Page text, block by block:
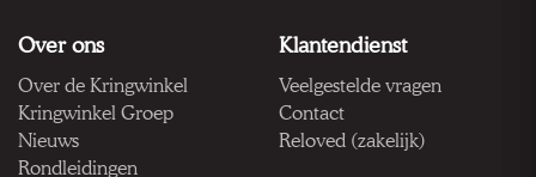
Over ons
Over de Kringwinkel
Kringwinkel Groep
Nieuws
Rondleidingen
Klantendienst
Veelgestelde vragen
Contact
Reloved (zakelijk)